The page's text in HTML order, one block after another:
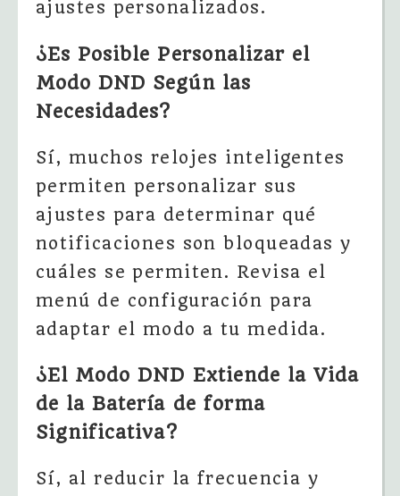
ajustes personalizados.
¿Es Posible Personalizar el
Modo DND Según las
Necesidades?
Sí, muchos relojes inteligentes
permiten personalizar sus
ajustes para determinar qué
notificaciones son bloqueadas y
cuáles se permiten. Revisa el
menú de configuración para
adaptar el modo a tu medida.
¿El Modo DND Extiende la Vida
de la Batería de forma
Significativa?
Sí, al reducir la frecuencia y